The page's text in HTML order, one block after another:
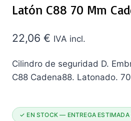
Latón C88 70 Mm
22,06 € IVA incl.
Cilindro de seguridad D.
C88 Cadena88. Latonado.
✓ EN STOCK — ENTREGA ESTIMADA